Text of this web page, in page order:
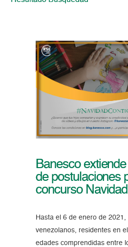
Banesco
de postulaciones
concurso
Hasta el 6 de enero de
venezolanos, residentes en
edades comprendidas entre